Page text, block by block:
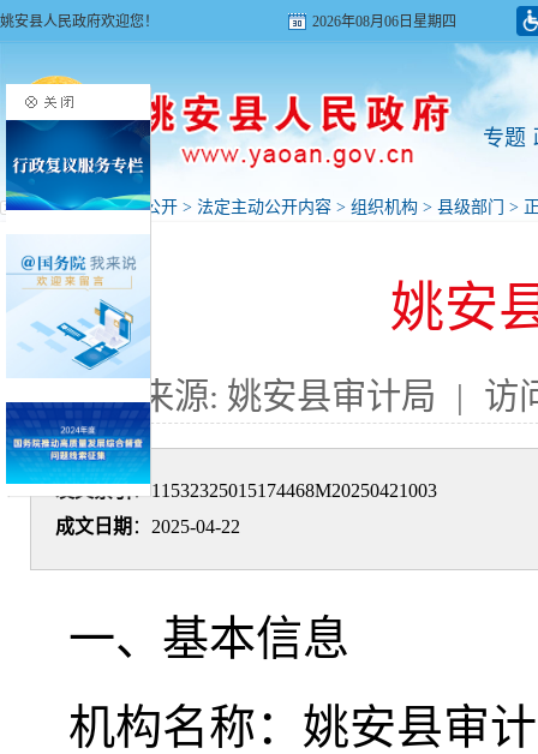
姚安县人民政府欢迎您！ 2026年08月06日星期四
专题
首页>政府信息公开 > 法定主动公开内容 > 组织机构 > 县级部门 >
姚安
来源: 姚安县审计局 | 访
发文索引：11532325015174468M20250421003
成文日期 ：2025-04-22
一、基本信息
机构名称：姚安县审